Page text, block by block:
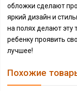
обложки сделают
яркий дизайн и
на полях делают эту
ребенку проявить
лучшее!
Похожие